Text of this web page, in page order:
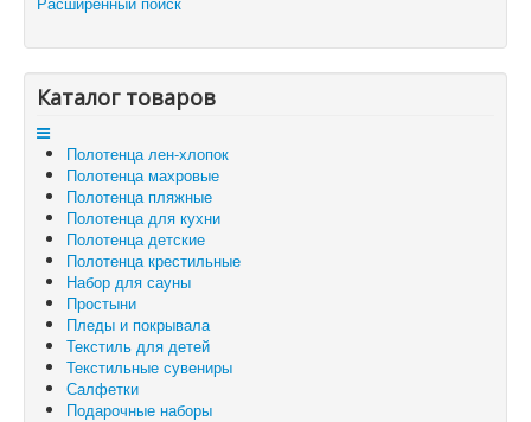
Вы здесь: Главная
Каталог товаров
Полотенца лен-хлопок
Полотенца махровые
Полотенца пляжные
Полотенца для кухни
Полотенца детские
Полотенца крестильные
Набор для сауны
Простыни
Пледы и покрывала
Текстиль для детей
Текстильные сувениры
Салфетки
Подарочные наборы